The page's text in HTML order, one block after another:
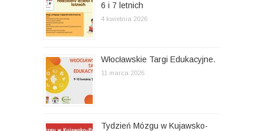
6 i 7 letnich
4 kwietnia 2026
Włocławskie Targi Edukacyjne.
11 marca 2026
Tydzień Mózgu w Kujawsko-